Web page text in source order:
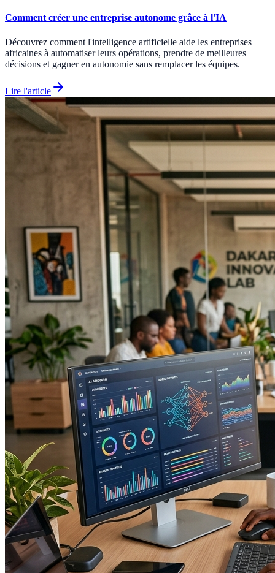
Comment créer une entreprise autonome grâce à l'IA
Découvrez comment l'intelligence artificielle aide les entreprises
africaines à automatiser leurs opérations, prendre de meilleures
décisions et gagner en autonomie sans remplacer les équipes.
Lire l'article